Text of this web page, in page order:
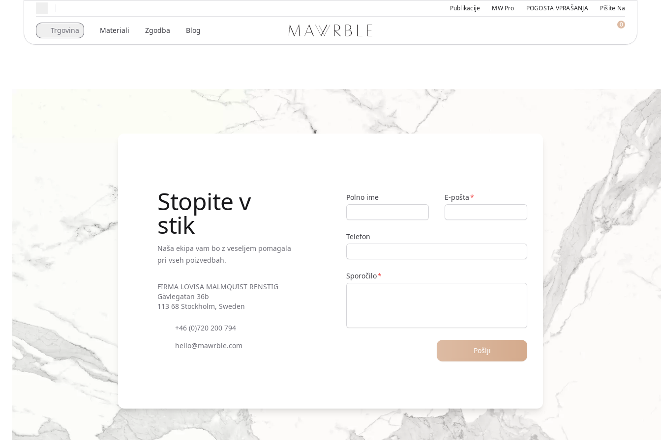
Regionalne nastavitve Publikacije MW Pro POGOSTA VPRAŠANJA Pišite Na
Trgovina Materiali Zgodba Blog Mawrble
0
Stopite v
stik
Naša ekipa vam bo z veseljem pomagala
pri vseh poizvedbah.
Postal address
FIRMA LOVISA MALMQUIST RENSTIG
Gävlegatan 36b
113 68 Stockholm, Sweden
Phone number
+46 (0)720 200 794
hello@mawrble.com
Polno ime E-pošta
Telefon
Sporočilo
Pošlji